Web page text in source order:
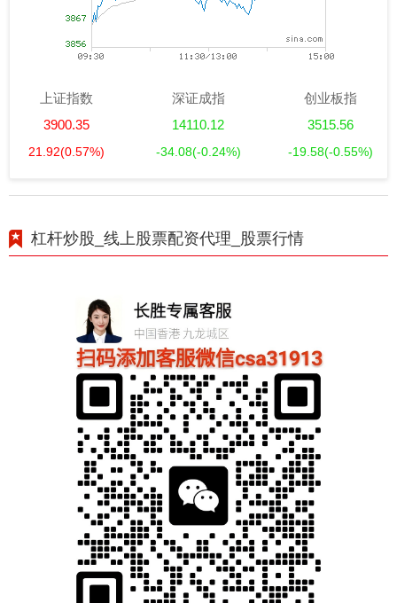
上证指数
3900.35
21.92(0.57%)
深证成指
14110.12
-34.08(-0.24%)
创业板指
3515.56
-19.58(-0.55%)
杠杆炒股_线上股票配资代理_股票行情